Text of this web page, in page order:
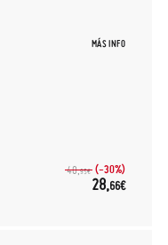
MÁS INFO
40,95€ (-30%)
28,66€